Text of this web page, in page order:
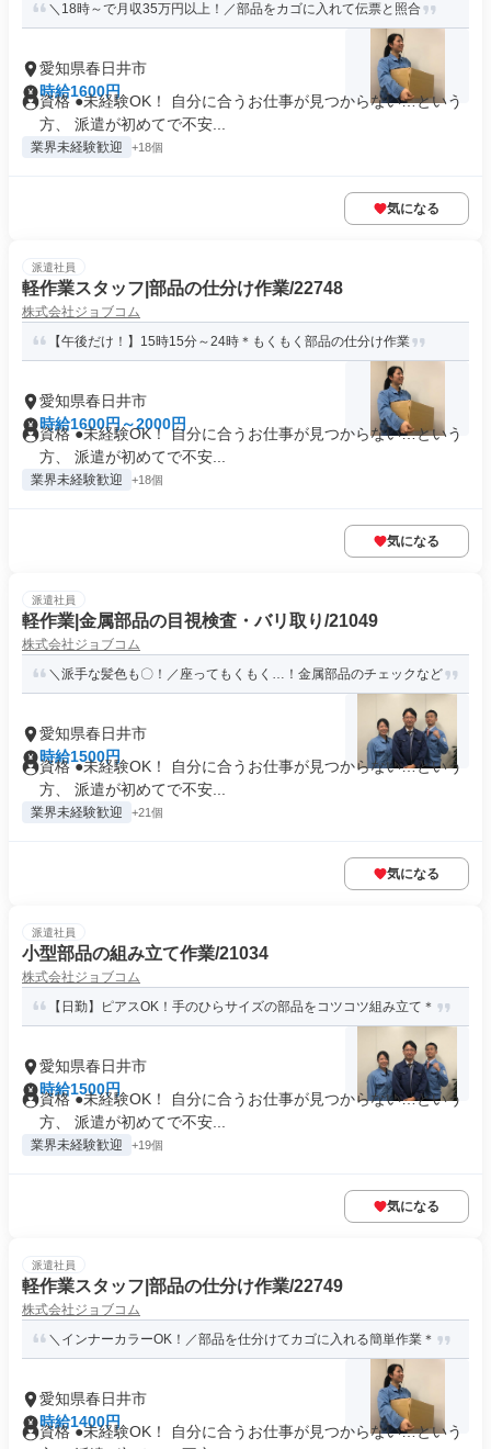
＼18時～で月収35万円以上！／部品をカゴに入れて伝票と照合
愛知県春日井市
時給1600円
資格 ●未経験OK！ 自分に合うお仕事が見つからない…という
方、 派遣が初めてで不安...
業界未経験歓迎 +18個
気になる
派遣社員
軽作業スタッフ|部品の仕分け作業/22748
株式会社ジョブコム
【午後だけ！】15時15分～24時＊もくもく部品の仕分け作業
愛知県春日井市
時給1600円～2000円
資格 ●未経験OK！ 自分に合うお仕事が見つからない…という
方、 派遣が初めてで不安...
業界未経験歓迎 +18個
気になる
派遣社員
軽作業|金属部品の目視検査・バリ取り/21049
株式会社ジョブコム
＼派手な髪色も〇！／座ってもくもく…！金属部品のチェックなど
愛知県春日井市
時給1500円
資格 ●未経験OK！ 自分に合うお仕事が見つからない…という
方、 派遣が初めてで不安...
業界未経験歓迎 +21個
気になる
派遣社員
小型部品の組み立て作業/21034
株式会社ジョブコム
【日勤】ピアスOK！手のひらサイズの部品をコツコツ組み立て＊
愛知県春日井市
時給1500円
資格 ●未経験OK！ 自分に合うお仕事が見つからない…という
方、 派遣が初めてで不安...
業界未経験歓迎 +19個
気になる
派遣社員
軽作業スタッフ|部品の仕分け作業/22749
株式会社ジョブコム
＼インナーカラーOK！／部品を仕分けてカゴに入れる簡単作業＊
愛知県春日井市
時給1400円
資格 ●未経験OK！ 自分に合うお仕事が見つからない…という